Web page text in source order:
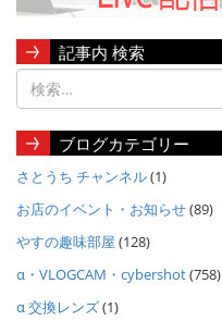
記事内 検索
ブログカテゴリー
さとうち チャンネル(1)
お店のイベント・お知らせ(89)
やすの趣味部屋 (128)
α・VLOGCAM・cybershot(758)
α 交換レンズ(1)